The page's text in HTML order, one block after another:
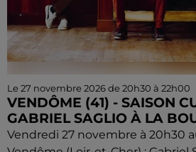
Le 27 novembre 2026 de 20h30 à 22h00
VENDÔME (41) - SAISON
GABRIEL SAGLIO À LA
Vendredi 27 novembre à 20h30